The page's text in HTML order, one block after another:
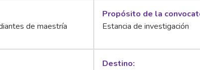
de maestría
Propósito de la
Estancia de investigación
Destino